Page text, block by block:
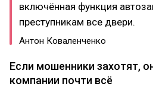
включённая функция
преступникам все двери.
Антон Коваленченко
Если мошенники захотят,
компании почти всё